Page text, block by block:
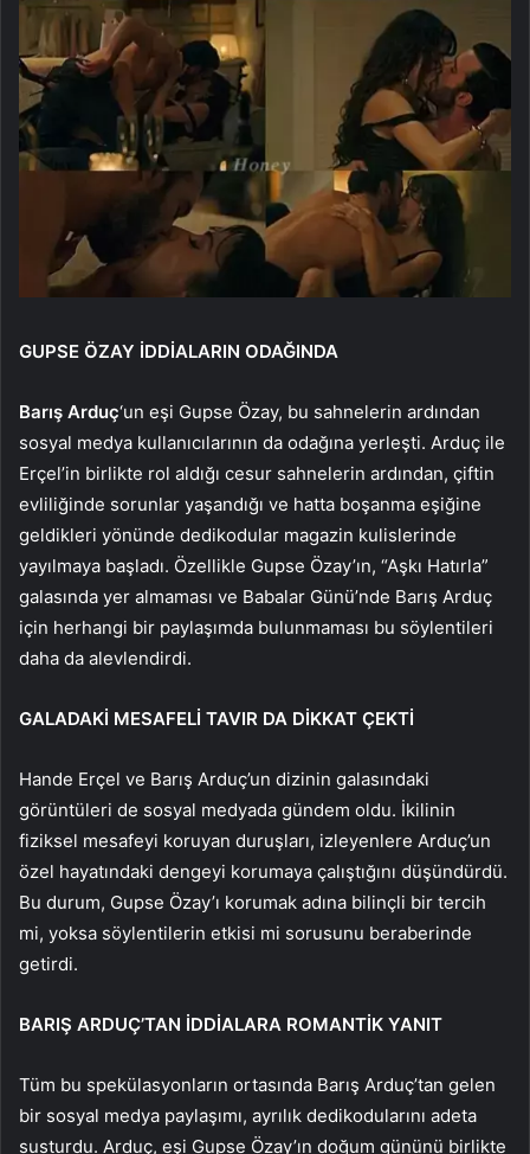
GUPSE ÖZAY İDDİALARIN ODAĞINDA
Barış Arduç‘un eşi Gupse Özay, bu sahnelerin ardından
sosyal medya kullanıcılarının da odağına yerleşti. Arduç ile
Erçel’in birlikte rol aldığı cesur sahnelerin ardından, çiftin
evliliğinde sorunlar yaşandığı ve hatta boşanma eşiğine
geldikleri yönünde dedikodular magazin kulislerinde
yayılmaya başladı. Özellikle Gupse Özay’ın, “Aşkı Hatırla”
galasında yer almaması ve Babalar Günü’nde Barış Arduç
için herhangi bir paylaşımda bulunmaması bu söylentileri
daha da alevlendirdi.
GALADAKİ MESAFELİ TAVIR DA DİKKAT ÇEKTİ
Hande Erçel ve Barış Arduç’un dizinin galasındaki
görüntüleri de sosyal medyada gündem oldu. İkilinin
fiziksel mesafeyi koruyan duruşları, izleyenlere Arduç’un
özel hayatındaki dengeyi korumaya çalıştığını düşündürdü.
Bu durum, Gupse Özay’ı korumak adına bilinçli bir tercih
mi, yoksa söylentilerin etkisi mi sorusunu beraberinde
getirdi.
BARIŞ ARDUÇ’TAN İDDİALARA ROMANTİK YANIT
Tüm bu spekülasyonların ortasında Barış Arduç’tan gelen
bir sosyal medya paylaşımı, ayrılık dedikodularını adeta
susturdu. Arduç, eşi Gupse Özay’ın doğum gününü birlikte